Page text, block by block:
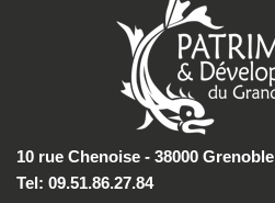
10 rue Chenoise - 38000 Grenoble
Tel: 09.51.86.27.84